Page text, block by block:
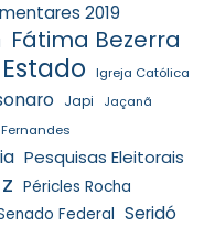
2019
Fátima Bezerra
Igreja Católica
Japi Jaçanã
Pesquisas Eleitorais
Péricles Rocha
Federal Seridó